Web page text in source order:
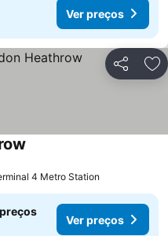
Ver preços
Partilhar
4 Metro Station
Ver preços